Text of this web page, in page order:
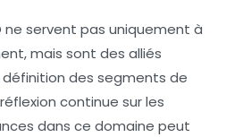
ne servent pas uniquement à
, mais sont des alliés
des segments de
continue sur les
dans ce domaine peut